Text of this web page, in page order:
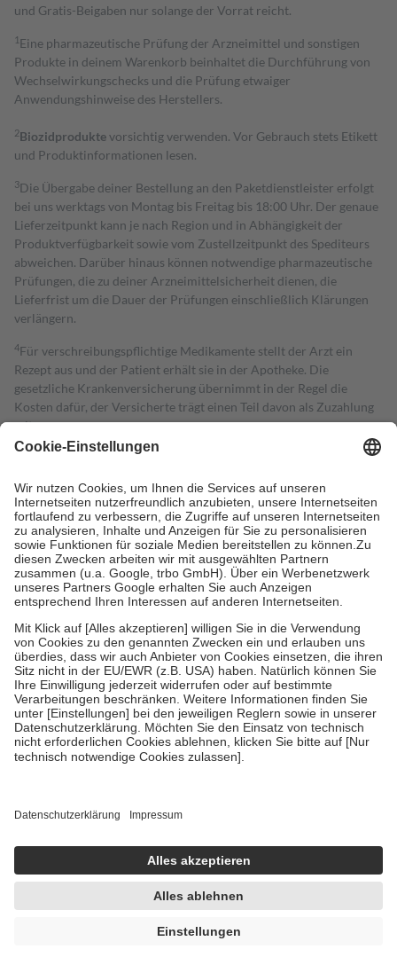
und Gratis-Beigaben nur solange der Vorrat reicht.
1 Eine pharmazeutische Prüfung der Arzneimittel und sonstigen
Produkte in deinem Warenkorb beinhaltet die Durchführung von
Wechselwirkungschecks und die Prüfung etwaiger
Anwendungshinweise des Herstellers.
2Biozidproduktevorsichtig verwenden. Vor Gebrauch stets Etikett
und Produktinformationen lesen.
3Die Übergabe deiner Bestellung an den Paketdienstleister erfolgt
bei uns werktags von Montag bis Freitag bis 18:00 Uhr. Der genaue
Lieferzeitpunkt kann je nach Region und in Abhängigkeit der
Produktverfügbarkeit sowie vom Zustellzeitpunkt des Spediteurs
abweichen. Darüber hinaus können notwendige pharmazeutische
Prüfungen, die zu deiner Arzneimittelsicherheit dienen, die
Lieferfrist um die Dauer der Prüfungen einschließlich Klärungen
verlängern.
4Für verschreibungspflichtige Medikamente stellt der Arzt ein
Rezept aus und der Patient erhält sie in der Apotheke. Die
gesetzliche Krankenversicherung übernimmt in der Regel die
Kosten dafür, der Versicherte trägt einen Teil davon als Zuzahlung
mit.
Grundsätzlich leisten Mitglieder Zuzahlungen in Höhe von zehn
höchstens zehn Euro.
Es sind jedoch nie mehr als die tatsächlichen
Kosten der Leistung zu entrichten.
Diese Regeln gelten grundsätzlich auch für Online-Apotheken.
Bei Heilmitteln und häuslicher Krankenpflege beträgt die
Zuzahlung zehn Prozent der Kosten sowie zehn Euro je
Verordnung.
Um das Engagement der Versicherten für ihre eigene Gesundheit zu
stärken und die besondere Stellung der Familie zu unterstützen,
fallenkeine Zuzahlungenan bei:
• Kindern und Jugendlichen bis zum vollendeten 18. Lebensjahr
mit Ausnahme der Fahrkosten
• Untersuchungen zur Vorsorge und Früherkennung, die von der
GKV getragen werden
• empfohlenen Schutzimpfungen
• Harn- und Blutteststreifen
getroffen, um sicherzustellen, dass es sich um echte Bewertungen
https://help.etrusted.com/hc/de/articles/4419944605341
Einige Bilder und Inhalte wurden unter Zuhilfenahme künstlicher